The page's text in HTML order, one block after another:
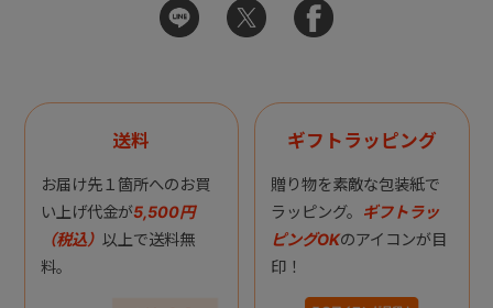
送料
お届け先１箇所へのお買
い上げ代金が5,500円
（税込） 以上で送料無
料。
ギフトラッピング
贈り物を素敵な包装紙で
ラッピング。 ギフトラッ
ピングOKのアイコンが目
印！